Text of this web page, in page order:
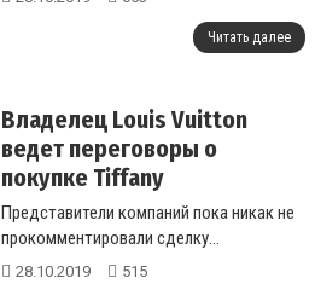
Читать далее
Владелец Louis Vuitton
ведет переговоры о
покупке Tiffany
Представители компаний пока никак не
прокомментировали сделку...
28.10.2019 515